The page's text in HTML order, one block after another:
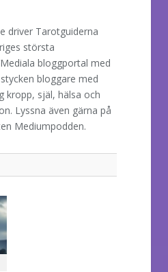
driver Tarotguiderna
största
bloggportal med
bloggare med
kropp, själ, hälsa och
Lyssna även gärna på
Mediumpodden.